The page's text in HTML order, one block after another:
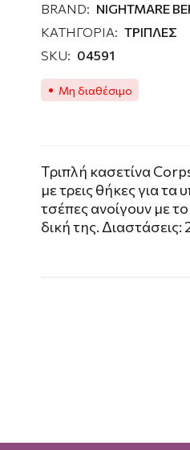
BRAND: NIGHTMARE
ΚΑΤΗΓΟΡΙΑ: ΤΡΙΠΛΕΣ
SKU: 04591
Μη διαθέσιμο
Tριπλή κασετίνα
με τρεις θήκες για
τσέπες ανοίγουν με
δική της.